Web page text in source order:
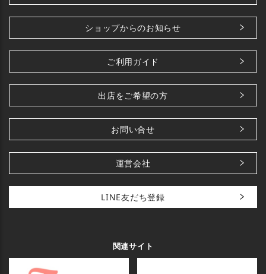
ショップからのお知らせ
ご利用ガイド
出店をご希望の方
お問い合せ
運営会社
LINE友だち登録
関連サイト